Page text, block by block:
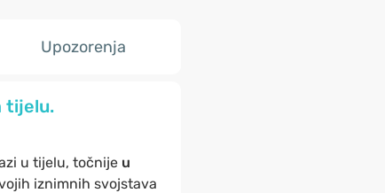
Upozorenja
tijelu.
u tijelu, točnije u
iznimnih svojstava